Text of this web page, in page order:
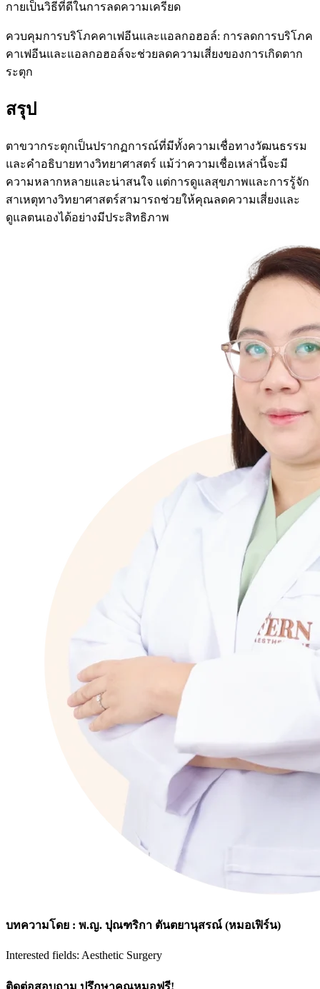
กายเป็นวิธีที่ดีในการลดความเครียด
ควบคุมการบริโภคคาเฟอีนและแอลกอฮอล์: การลดการบริโภค
คาเฟอีนและแอลกอฮอล์จะช่วยลดความเสี่ยงของการเกิดตาก
ระตุก
สรุป
ตาขวากระตุกเป็นปรากฏการณ์ที่มีทั้งความเชื่อทางวัฒนธรรม
และคำอธิบายทางวิทยาศาสตร์ แม้ว่าความเชื่อเหล่านี้จะมี
ความหลากหลายและน่าสนใจ แต่การดูแลสุขภาพและการรู้จัก
สาเหตุทางวิทยาศาสตร์สามารถช่วยให้คุณลดความเสี่ยงและ
ดูแลตนเองได้อย่างมีประสิทธิภาพ
บทความโดย : พ.ญ. ปุณฑริกา ตันตยานุสรณ์ (หมอเฟิร์น)
Interested fields: Aesthetic Surgery
ติดต่อสอบถาม ปรึกษาคุณหมอฟรี!